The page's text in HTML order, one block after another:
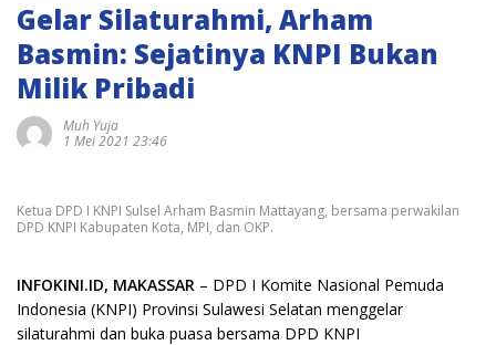
Gelar Silaturahmi, Arham
Basmin: Sejatinya KNPI Bukan
Milik Pribadi
Muh Yuja
1 Mei 2021 23:46
Ketua DPD I KNPI Sulsel Arham Basmin Mattayang, bersama perwakilan
DPD KNPI Kabupaten Kota, MPI, dan OKP.
INFOKINI.ID, MAKASSAR – DPD I Komite Nasional Pemuda
Indonesia (KNPI) Provinsi Sulawesi Selatan menggelar
silaturahmi dan buka puasa bersama DPD KNPI